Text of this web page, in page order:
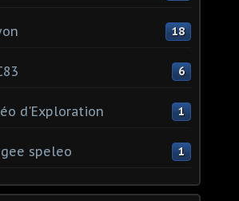
18
6
d'Exploration 1
speleo 1